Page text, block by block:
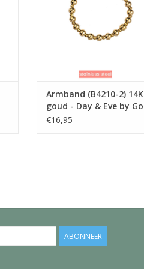
Armband (B4210-2) 14K
goud - Day & Eve by Go
Dutch Label
€16,95
ABONNEER